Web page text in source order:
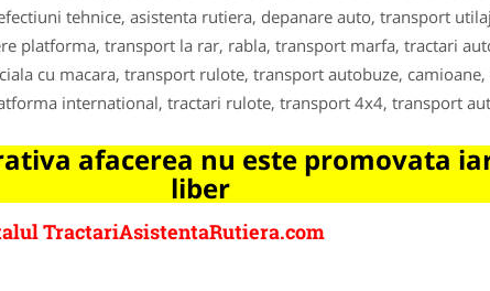
tehnice, asistenta rutiera, depanare auto, transport
platforma, transport la rar, rabla, transport marfa, tractari
cu macara, transport rulote, transport autobuze,
international, tractari rulote, transport 4x4, transport
afacerea nu este promovata
liber
TractariAsistentaRutiera.com